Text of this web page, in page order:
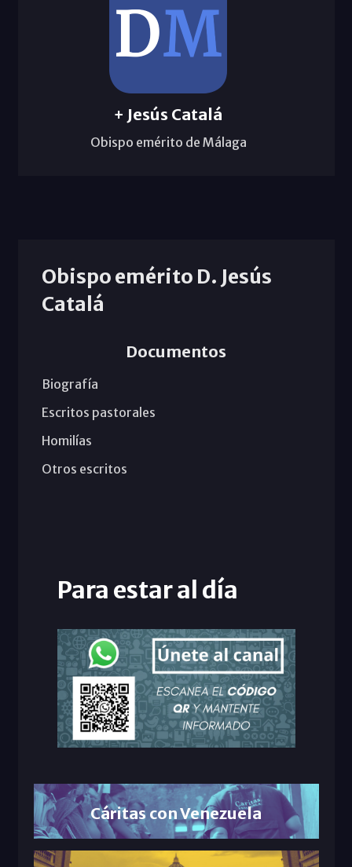
+ Jesús Catalá
Obispo emérito de Málaga
Obispo emérito D. Jesús
Catalá
Documentos
Biografía
Escritos pastorales
Homilías
Otros escritos
Para estar al día
Cáritas con Venezuela